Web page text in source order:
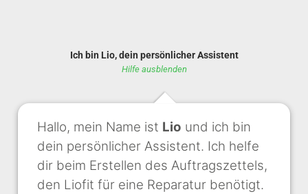
Ich bin Lio, dein persönlicher Assistent
Hilfe ausblenden
Hallo, mein Name ist Lio und ich bin
dein persönlicher Assistent. Ich helfe
dir beim Erstellen des Auftragszettels,
den Liofit für eine Reparatur benötigt.